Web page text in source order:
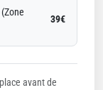
39€
avant de